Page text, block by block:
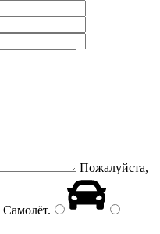
Пожалуйста,
Самолёт.